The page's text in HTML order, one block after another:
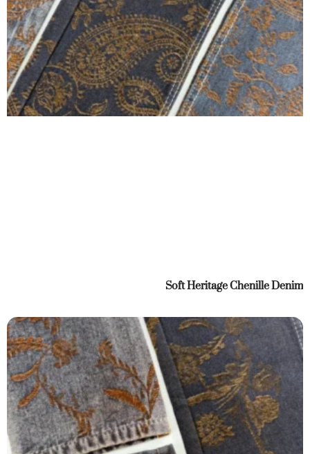
Soft Heritage Chenille Denim